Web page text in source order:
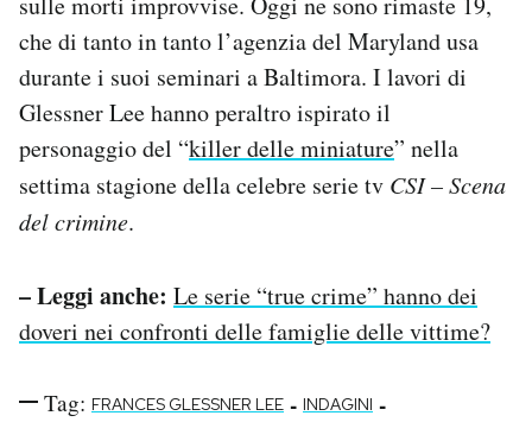
che di tanto in tanto l’agenzia del Maryland usa
durante i suoi seminari a Baltimora. I lavori di
Glessner Lee hanno peraltro ispirato il
personaggio del “killer delle miniature” nella
settima stagione della celebre serie tv CSI – Scena
del crimine.
– Leggi anche: Le serie “true crime” hanno dei
doveri nei confronti delle famiglie delle vittime?
Tag: FRANCES GLESSNER LEE - INDAGINI -